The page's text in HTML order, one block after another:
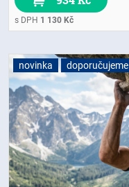
s DPH 1 130 Kč
novinka doporučujeme